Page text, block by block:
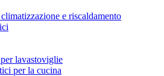
e riscaldamento
lavastoviglie
per la cucina